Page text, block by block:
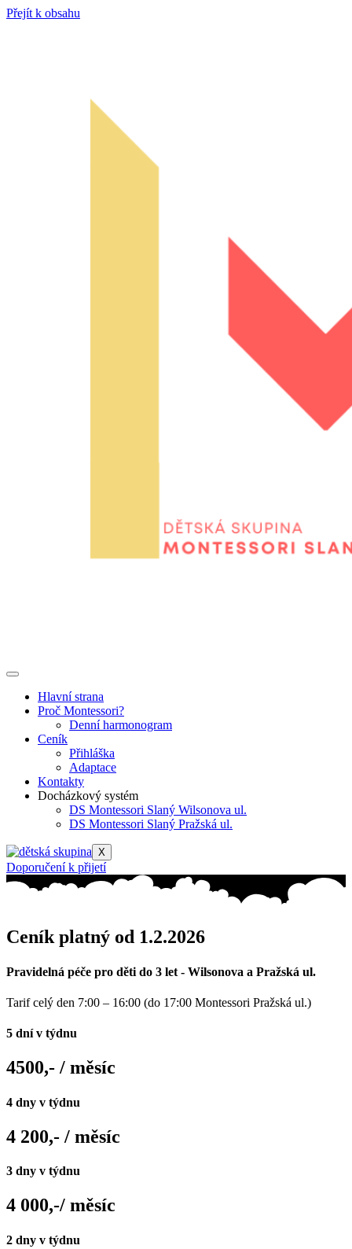
Přejít k obsahu
Hlavní strana
Proč Montessori?
Denní harmonogram
Ceník
Přihláška
Adaptace
Kontakty
Docházkový systém
DS Montessori Slaný Wilsonova ul.
DS Montessori Slaný Pražská ul.
X
Doporučení k přijetí
Ceník platný od 1.2.2026
Pravidelná péče pro děti do 3 let - Wilsonova a Pražská ul.
Tarif celý den 7:00 – 16:00 (do 17:00 Montessori Pražská ul.)
5 dní v týdnu
4500,- / měsíc
4 dny v týdnu
4 200,- / měsíc
3 dny v týdnu
4 000,-/ měsíc
2 dny v týdnu